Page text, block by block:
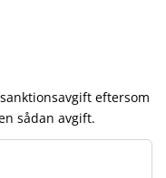
eftersom
sådan avgift.